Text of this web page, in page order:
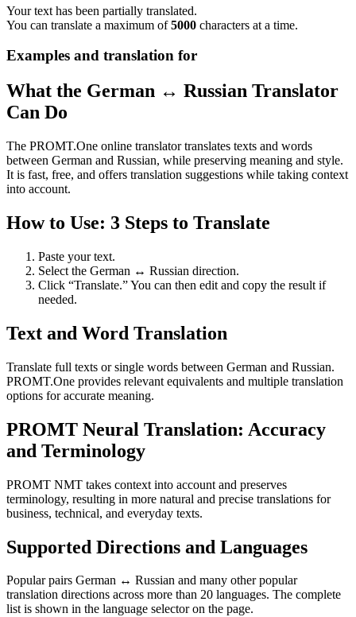
Your text has been partially translated.
You can translate a maximum of5000 characters at a time.
Examples and translation for
What the German ↔ Russian Translator
Can Do
The PROMT.One online translator translates texts and words
between German and Russian, while preserving meaning and style.
It is fast, free, and offers translation suggestions while taking context
into account.
How to Use: 3 Steps to Translate
Paste your text.
Select the German ↔ Russian direction.
Click “Translate.” You can then edit and copy the result if
needed.
Text and Word Translation
Translate full texts or single words between German and Russian.
PROMT.One provides relevant equivalents and multiple translation
options for accurate meaning.
PROMT Neural Translation: Accuracy
and Terminology
PROMT NMT takes context into account and preserves
terminology, resulting in more natural and precise translations for
business, technical, and everyday texts.
Supported Directions and Languages
Popular pairs German ↔ Russian and many other popular
translation directions across more than 20 languages. The complete
list is shown in the language selector on the page.